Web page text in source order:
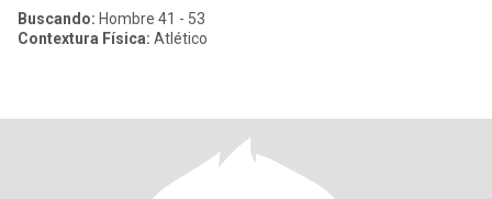
Buscando: Hombre 41 - 53
Contextura Física: Atlético